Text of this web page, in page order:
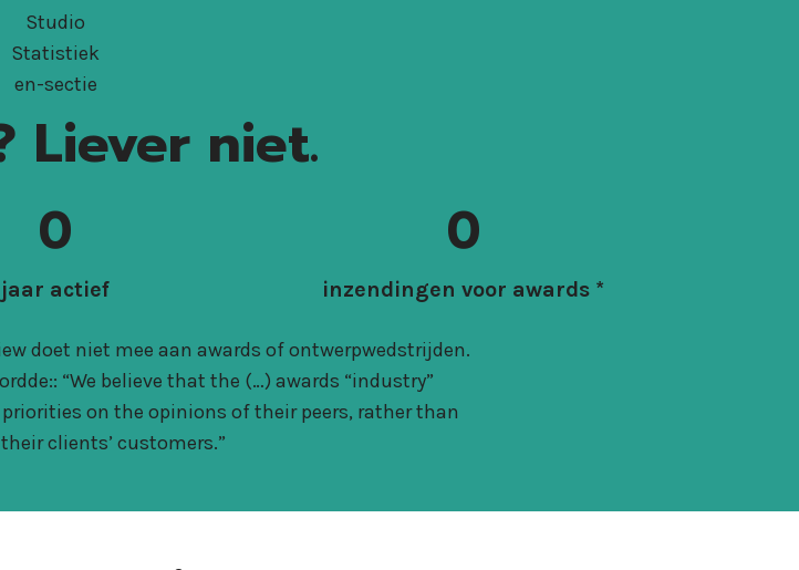
Liever niet.
0
jaar actief
0
inzendingen voor awards *
doet niet mee aan awards of ontwerpwedstrijden.
“We believe that the (…) awards “industry”
on the opinions of their peers, rather than
clients’ customers.”